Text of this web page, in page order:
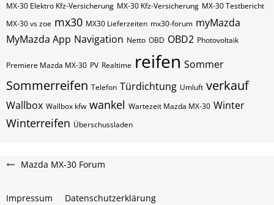
MX-30 Elektro Kfz-Versicherung MX-30 Kfz-Versicherung MX-30 Testbericht
MX-30 vs zoe mx30 MX30 Lieferzeiten mx30-forum myMazda
MyMazda App Navigation Netto OBD OBD2 Photovoltaik
Premiere Mazda MX-30 PV Realtime reifen Sommer
Sommerreifen Telefon Türdichtung Umluft verkauf
Wallbox Wallbox kfw wankel Wartezeit Mazda MX-30 Winter
Winterreifen Überschussladen
Mazda MX-30 Forum
Impressum Datenschutzerklärung